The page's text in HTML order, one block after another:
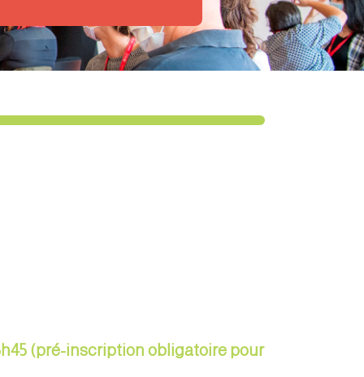
(pré-inscription obligatoire pour